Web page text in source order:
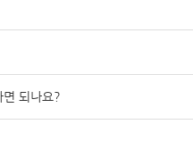
면 되나요?